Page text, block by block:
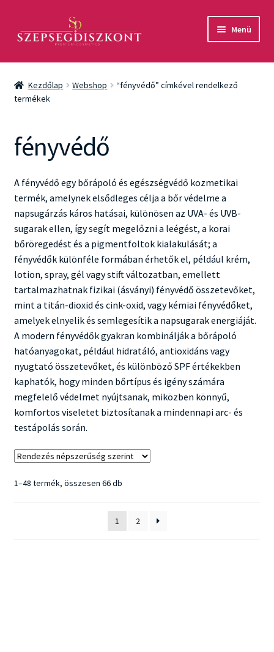
aa
Menü
Akció
Csomagok
Testápolás
Fényvédelem
Férfiaknak
Márkák
Kezdőlap Webshop
“fényvédő” címkével rendelkező
termékek
fényvédő
A fényvédő egy bőrápoló és egészségvédő kozmetikai
termék, amelynek elsődleges célja a bőr védelme a
napsugárzás káros hatásai, különösen az UVA- és UVB-
sugarak ellen, így segít megelőzni a leégést, a korai
bőröregedést és a pigmentfoltok kialakulását; a
fényvédők különféle formában érhetők el, például krém,
lotion, spray, gél vagy stift változatban, emellett
tartalmazhatnak fizikai (ásványi) fényvédő összetevőket,
mint a titán-dioxid és cink-oxid, vagy kémiai fényvédőket,
amelyek elnyelik és semlegesítik a napsugarak energiáját.
A modern fényvédők gyakran kombinálják a bőrápoló
hatóanyagokat, például hidratáló, antioxidáns vagy
nyugtató összetevőket, és különböző SPF értékekben
kaphatók, hogy minden bőrtípus és igény számára
megfelelő védelmet nyújtsanak, miközben könnyű,
komfortos viseletet biztosítanak a mindennapi arc- és
testápolás során.
1–48 termék, összesen 66 dbSorted
popularity
1
2